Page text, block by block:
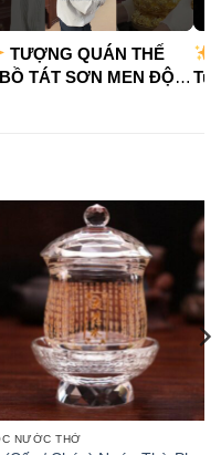
TƯỢNG QUÁN THẾ
TÁT SƠN MEN ĐỘ
NƯỚC THỜ